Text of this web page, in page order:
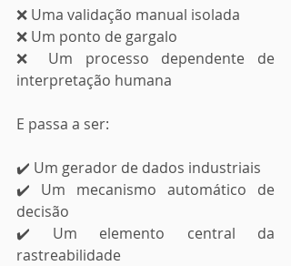
❌ Uma validação manual isolada
❌ Um ponto de gargalo
❌ Um processo dependente de
interpretação humana
E passa a ser:
✔️ Um gerador de dados industriais
✔️ Um mecanismo automático de
decisão
✔️ Um elemento central da
rastreabilidade